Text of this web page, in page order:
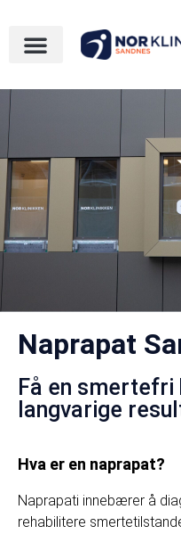
Naprapat
Få en smertefri
langvarige
Hva er en naprapat?
Naprapati innebærer å
rehabilitere